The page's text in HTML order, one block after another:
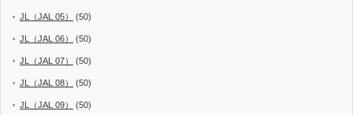
JL（JAL 05） (50)
JL（JAL 06） (50)
JL（JAL 07） (50)
JL（JAL 08） (50)
JL（JAL 09） (50)